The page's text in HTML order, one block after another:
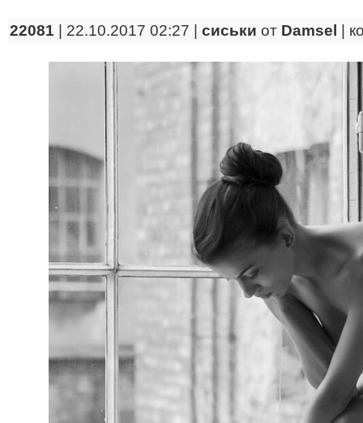
22081 | 22.10.2017 02:27 | сиськи от Damsel